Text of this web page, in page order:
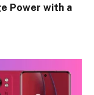
Power with a